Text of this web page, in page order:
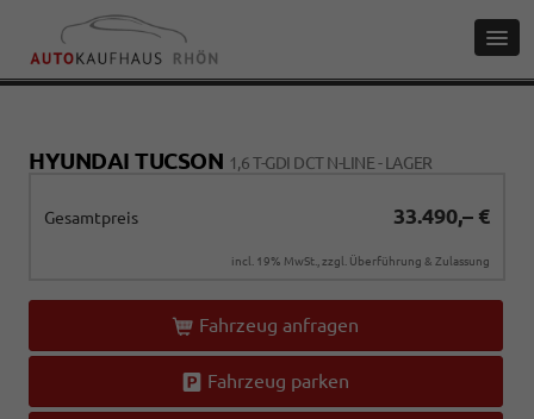
HYUNDAI TUCSON 1,6 T-GDI DCT N-LINE - LAGER
Gesamtpreis 33.490,– €
incl. 19% MwSt., zzgl. Überführung & Zulassung
Fahrzeug anfragen
Fahrzeug parken